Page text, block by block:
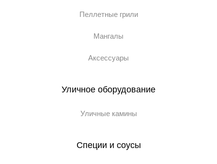
Пеллетные грили
Мангалы
Аксессуары
Уличное оборудование
Уличные камины
Специи и соусы